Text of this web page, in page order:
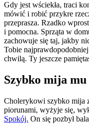
Gdy jest wściekła, traci
mówić i robić przykre
przeprasza. Rzadko
i pomocna. Sprząta w
zachowuje się taj, jakby
Tobie
chwilą. Ty jeszcze
Szybko mija mu
Cholerykowi szybko mija
piorunami, wyżyje się,
Spokój. On się pozbył